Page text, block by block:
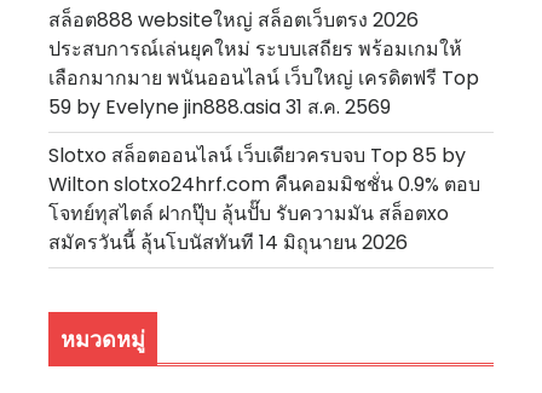
สล็อต888 websiteใหญ่ สล็อตเว็บตรง 2026
ประสบการณ์เล่นยุคใหม่ ระบบเสถียร พร้อมเกมให้
เลือกมากมาย พนันออนไลน์ เว็บใหญ่ เครดิตฟรี Top
59 by Evelyne jin888.asia 31 ส.ค. 2569
Slotxo สล็อตออนไลน์ เว็บเดียวครบจบ Top 85 by
Wilton slotxo24hrf.com คืนคอมมิชชั่น 0.9% ตอบ
โจทย์ทุสไตล์ ฝากปุ๊บ ลุ้นปั๊บ รับความมัน สล็อตxo
สมัครวันนี้ ลุ้นโบนัสทันที 14 มิถุนายน 2026
หมวดหมู่